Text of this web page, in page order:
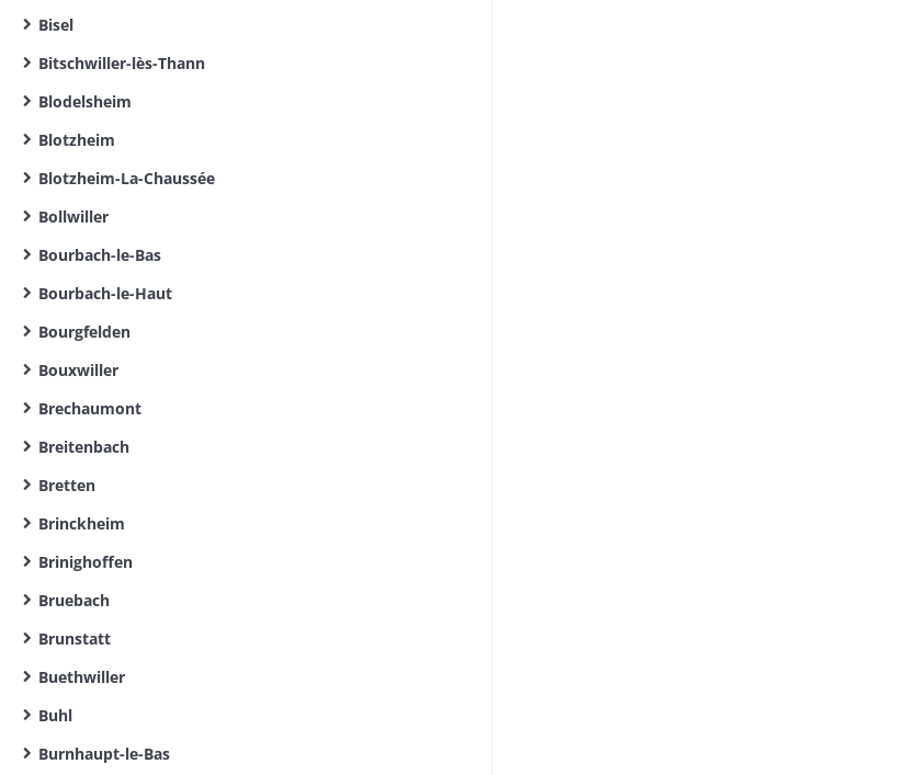
Bisel
Bitschwiller-lès-Thann
Blodelsheim
Blotzheim
Blotzheim-La-Chaussée
Bollwiller
Bourbach-le-Bas
Bourbach-le-Haut
Bourgfelden
Bouxwiller
Brechaumont
Breitenbach
Bretten
Brinckheim
Brinighoffen
Bruebach
Brunstatt
Buethwiller
Buhl
Burnhaupt-le-Bas